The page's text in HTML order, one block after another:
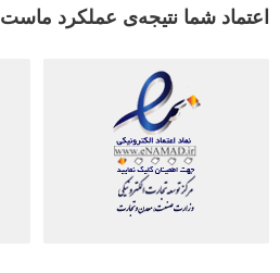
اعتماد شما نتیجه‌ی عملکرد ماست